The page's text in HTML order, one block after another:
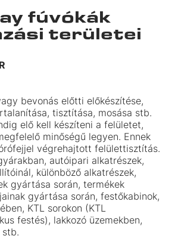
fúvókák
területei
bevonás előtti előkészítése,
tisztítása, mosása stb.
elő kell készíteni a felületet,
minőségű legyen. Ennek
végrehajtott felülettisztítás.
autóipari alkatrészek,
különböző alkatrészek,
gyártása során, termékek
gyártása során, festőkabinok,
KTL sorokon (KTL
festés), lakkozó üzemekben,
stb.